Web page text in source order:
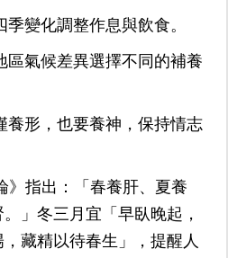
季變化調整作息與飲食。
區氣候差異選擇不同的補養
養形，也要養神，保持情志
》指出：「春養肝、夏養
」冬三月宜「早臥晚起，
藏精以待春生」，提醒人